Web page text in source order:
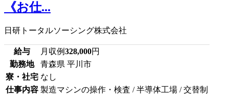
《お仕...
日研トータルソーシング株式会社
給与 月収例328,000円
勤務地
青森県 平川市
寮・社宅 なし
仕事内容 製造マシンの操作・検査 / 半導体工場 / 交替制